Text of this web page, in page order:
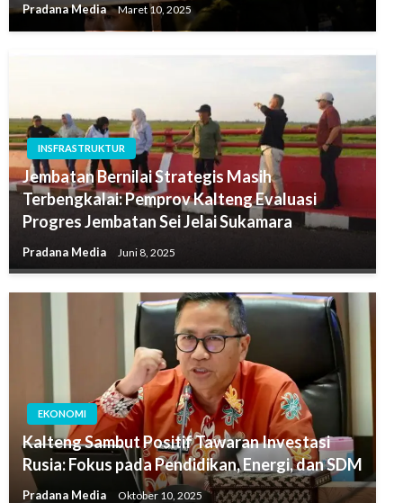
Pradana Media Maret 10, 2025
INSFRASTRUKTUR
Jembatan Bernilai Strategis Masih
Terbengkalai: Pemprov Kalteng Evaluasi
Progres Jembatan Sei Jelai Sukamara
Pradana Media Juni 8, 2025
EKONOMI
Kalteng Sambut Positif Tawaran Investasi
Rusia: Fokus pada Pendidikan, Energi, dan SDM
Pradana Media Oktober 10, 2025